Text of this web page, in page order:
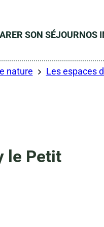
SON SÉJOURNOS
nature Les espaces
le Petit
gérés